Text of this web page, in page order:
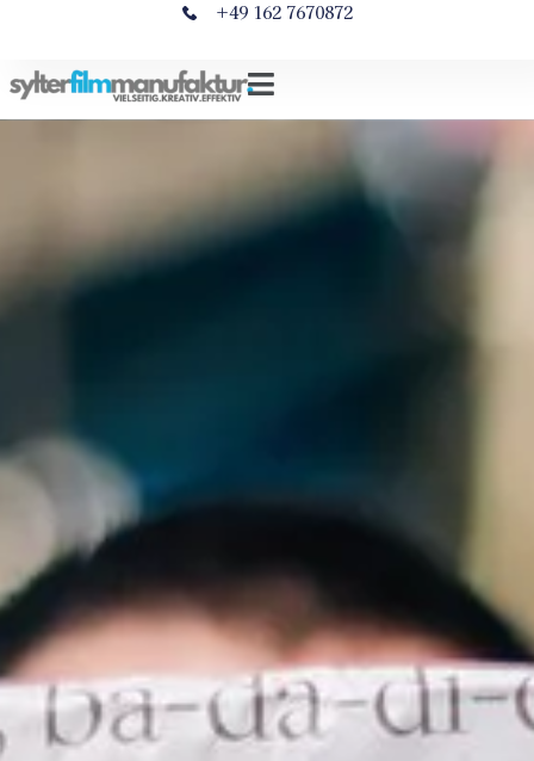
+49 162 7670872